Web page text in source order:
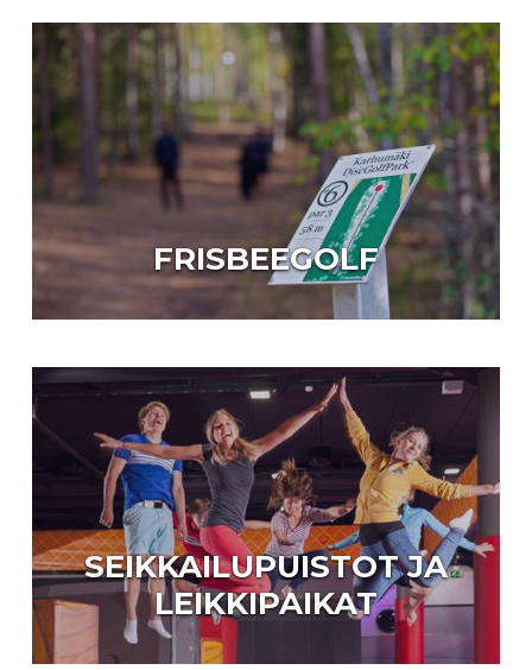
FRISBEEGOLF
SEIKKAILUPUISTOT JA
LEIKKIPAIKAT